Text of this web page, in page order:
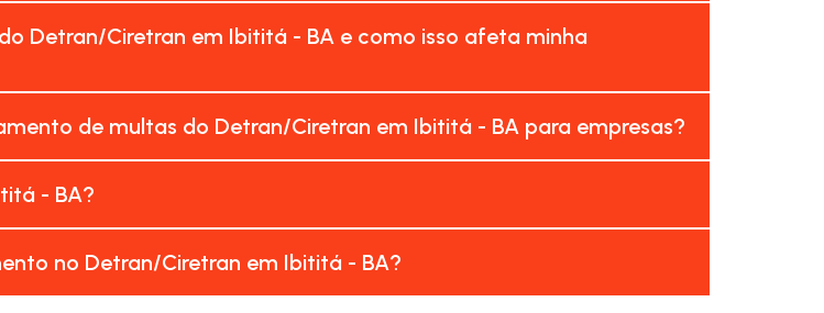
Detran/Ciretran em Ibititá - BA e como isso afeta minha
de multas do Detran/Ciretran em Ibititá - BA para empresas?
- BA?
no Detran/Ciretran em Ibititá - BA?